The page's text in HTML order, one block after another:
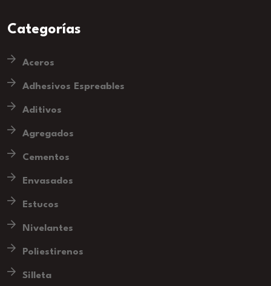
Categorías
Aceros
Adhesivos Espreables
Aditivos
Agregados
Cementos
Envasados
Estucos
Nivelantes
Poliestirenos
Silleta